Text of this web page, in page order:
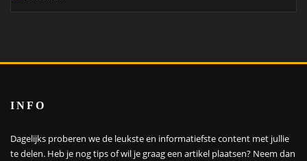
INFO
Dagelijks proberen we de leukste en informatiefste content met jullie
te delen. Heb je nog tips of wil je graag een artikel plaatsen? Neem dan